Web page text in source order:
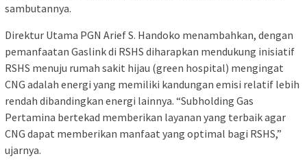
sambutannya.
Direktur Utama PGN Arief S. Handoko menambahkan, dengan
pemanfaatan Gaslink di RSHS diharapkan mendukung inisiatif
RSHS menuju rumah sakit hijau (green hospital) mengingat
CNG adalah energi yang memiliki kandungan emisi relatif lebih
rendah dibandingkan energi lainnya. “Subholding Gas
Pertamina bertekad memberikan layanan yang terbaik agar
CNG dapat memberikan manfaat yang optimal bagi RSHS,”
ujarnya.